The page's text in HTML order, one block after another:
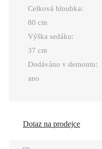
Celková hloubka:
80 cm
Výška sedáku:
37 cm
Dodáváno v demontu:
ano
Dotaz na prodejce